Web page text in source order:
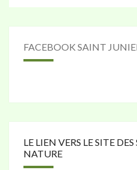
FACEBOOK SAINT
LE LIEN VERS LE SITE
NATURE